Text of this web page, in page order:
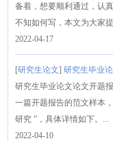
备着，想要顺利通过，认
不知如何写，本文为大家提
2022-04-17
[研究生论文]研究生毕业
研究生毕业论文论文开题
一篇开题报告的范文样本
研究 ”，具体详情如下。...
2022-04-10